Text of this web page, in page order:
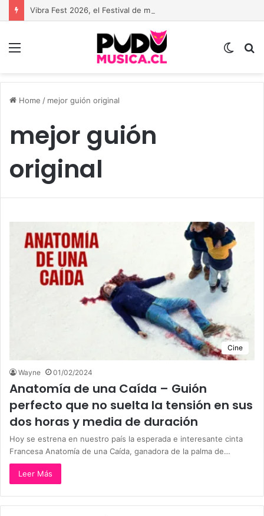
Switch
Home / mejor guión original
mejor guión
original
Cine
Wayne 01/02/2024
Anatomía de una Caída – Guión
perfecto que no suelta la tensión en sus
dos horas y media de duración
Hoy se estrena en nuestro país la esperada e interesante cinta
Francesa Anatomía de una Caída, ganadora de la palma de…
Leer Más